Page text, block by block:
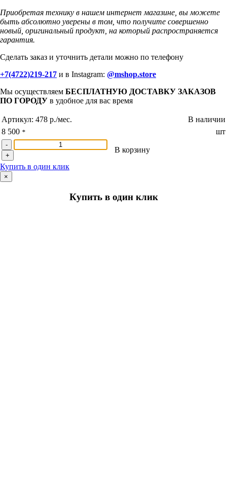
Приобретая технику в нашем интернет магазине, вы можете
быть абсолютно уверены в том, что получите совершенно
новый, оригинальный продукт, на который распространяется
гарантия.
Сделать заказ и уточнить детали можно по телефону
+7(4722)219-217 и в Instagram: @mshop.store
Мы осуществляем БЕСПЛАТНУЮ ДОСТАВКУ ЗАКАЗОВ
ПО ГОРОДУ в удобное для вас время
Артикул: 478 р./мес.
В наличии
8 500 * шт
-
+
В корзину
Купить в один клик
×
Купить в один клик